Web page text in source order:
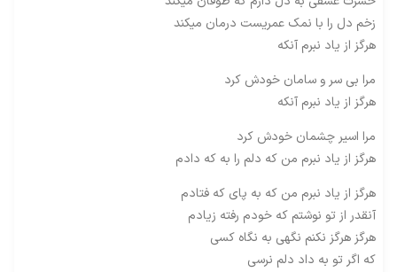
زخم دل را با نمک عمریست درمان میکند
هرگز از یاد نبرم آنکه
مرا بی سر و سامان خودش کرد
هرگز از یاد نبرم آنکه
مرا اسیر چشمان خودش کرد
هرگز از یاد نبرم من که دلم را به که دادم
هرگز از یاد نبرم من که به پای که فتادم
آنقدر از تو نوشتم که خودم رفته زیادم
هرگز هرگز نکنم نگهی به نگاه کسی
که اگر تو به داد دلم نرسی